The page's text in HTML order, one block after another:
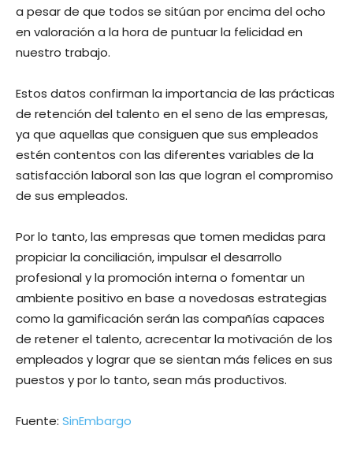
a pesar de que todos se sitúan por encima del ocho
en valoración a la hora de puntuar la felicidad en
nuestro trabajo.
Estos datos confirman la importancia de las prácticas
de retención del talento en el seno de las empresas,
ya que aquellas que consiguen que sus empleados
estén contentos con las diferentes variables de la
satisfacción laboral son las que logran el compromiso
de sus empleados.
Por lo tanto, las empresas que tomen medidas para
propiciar la conciliación, impulsar el desarrollo
profesional y la promoción interna o fomentar un
ambiente positivo en base a novedosas estrategias
como la gamificación serán las compañías capaces
de retener el talento, acrecentar la motivación de los
empleados y lograr que se sientan más felices en sus
puestos y por lo tanto, sean más productivos.
Fuente: SinEmbargo